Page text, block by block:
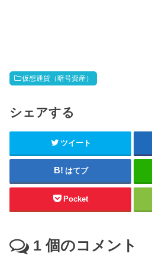
仮想通貨（暗号資産）
シェアする
ツイート
はてブ
Pocket
1 個のコメント